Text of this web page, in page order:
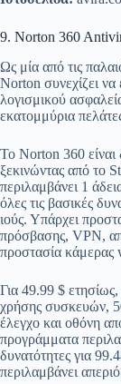
9. Norton 360
Ως μία από τις
Norton συνεχίζει να
λογισμικού
εκατομμύρια
Το Norton 360 είναι
ξεκινώντας από το
περιλαμβάνει 1
όλες τις βασικές
ιούς. Υπάρχει
πρόσβασης, VPN,
προστασία κάμερας
Για 49.99 $ ετησίως,
χρήσης συσκευών,
έλεγχο και οθόνη
προγράμματα
δυνατότητες για
περιλαμβάνει